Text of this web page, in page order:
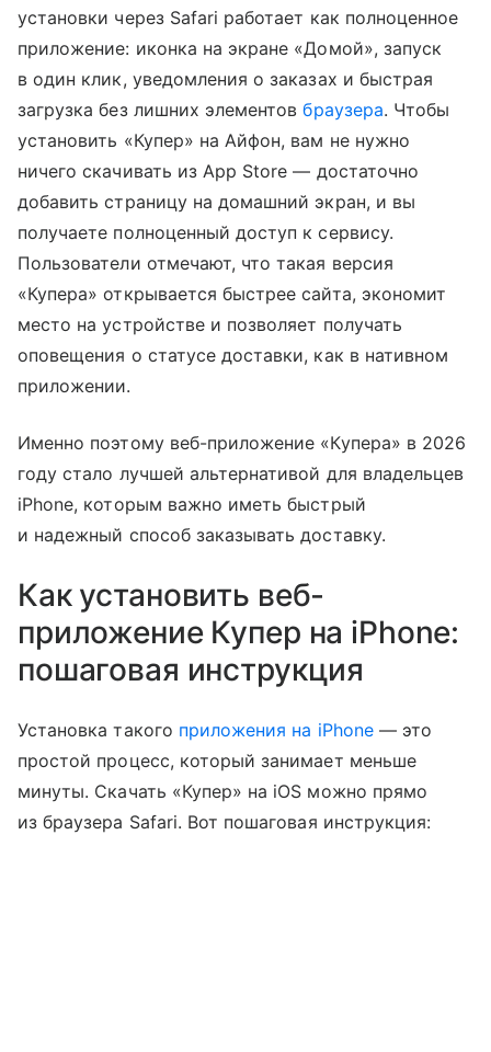
установки через Safari работает как полноценное
приложение: иконка на экране «Домой», запуск
в один клик, уведомления о заказах и быстрая
загрузка без лишних элементовбраузера. Чтобы
установить «Купер» на Айфон, вам не нужно
ничего скачивать из App Store — достаточно
добавить страницу на домашний экран, и вы
получаете полноценный доступ к сервису.
Пользователи отмечают, что такая версия
«Купера» открывается быстрее сайта, экономит
место на устройстве и позволяет получать
оповещения о статусе доставки, как в нативном
приложении.
Именно поэтому веб-приложение «Купера» в 2026
году стало лучшей альтернативой для владельцев
iPhone, которым важно иметь быстрый
и надежный способ заказывать доставку.
Как установить веб-
приложение Купер на iPhone:
пошаговая инструкция
Установка такого приложения на iPhone— это
простой процесс, который занимает меньше
минуты. Скачать «Купер» на iOS можно прямо
из браузера Safari. Вот пошаговая инструкция: